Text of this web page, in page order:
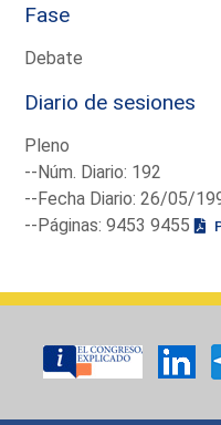
Fase
Debate
Diario de sesiones
Pleno
--Núm. Diario: 192
--Fecha Diario: 26/05/
--Páginas: 9453 9455